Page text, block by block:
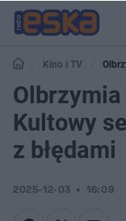
Kino i TV
serwisu z błędami
Olbrzymia
Kultowy
z błędami
2025-12-03 16:09